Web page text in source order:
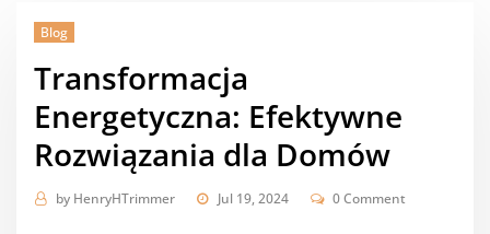
Blog
Transformacja
Energetyczna: Efektywne
Rozwiązania dla Domów
by HenryHTrimmer Jul 19, 2024 0 Comment